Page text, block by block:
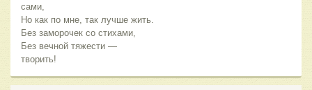
сами,
Но как по мне, так лучше жить.
Без заморочек со стихами,
Без вечной тяжести —
творить!